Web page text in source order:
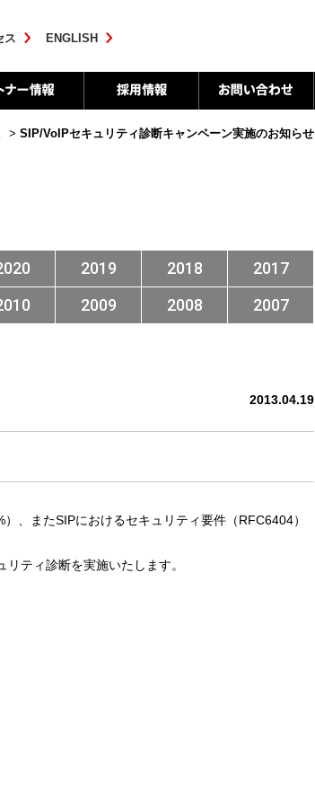
ス ENGLISH
> SIP/VoIPセキュリティ診断キャンペーン実施のお知らせ
2019 2018
2017
2009 2008
2007
2013.04.19
、またSIPにおけるセキュリティ要件（RFC6404）
ティ診断を実施いたします。